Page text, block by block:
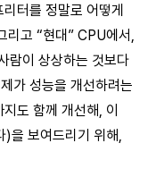
터를 정말로 어떻게
리고 “현대” CPU에서,
람이 상상하는 것보다
가 성능을 개선하려는
도 함께 개선해, 이
)을 보여드리기 위해,